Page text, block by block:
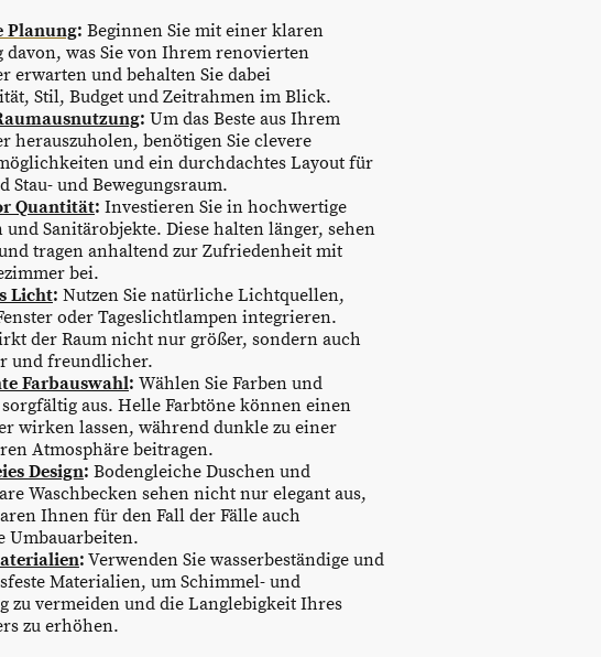
Planung: Beginnen Sie mit einer klaren
davon, was Sie von Ihrem renovierten
erwarten und behalten Sie dabei
Stil, Budget und Zeitrahmen im Blick.
: Um das Beste aus Ihrem
herauszuholen, benötigen Sie clevere
und ein durchdachtes Layout für
Stau- und Bewegungsraum.
Quantität: Investieren Sie in hochwertige
Sanitärobjekte. Diese halten länger, sehen
tragen anhaltend zur Zufriedenheit mit
bei.
Licht: Nutzen Sie natürliche Lichtquellen,
oder Tageslichtlampen integrieren.
der Raum nicht nur größer, sondern auch
und freundlicher.
Farbauswahl: Wählen Sie Farben und
aus. Helle Farbtöne können einen
wirken lassen, während dunkle zu einer
Atmosphäre beitragen.
Design: Bodengleiche Duschen und
Waschbecken sehen nicht nur elegant aus,
Ihnen für den Fall der Fälle auch
Umbauarbeiten.
: Verwenden Sie wasserbeständige und
Materialien, um Schimmel- und
zu vermeiden und die Langlebigkeit Ihres
zu erhöhen.